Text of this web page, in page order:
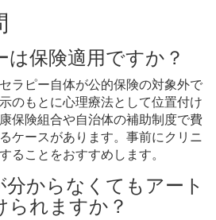
保険適用ですか？
ラピー自体が公的保険の対象外で
のもとに心理療法として位置付け
保険組合や自治体の補助制度で費
ケースがあります。事前にクリニ
ることをおすすめします。
からなくてもアート
られますか？